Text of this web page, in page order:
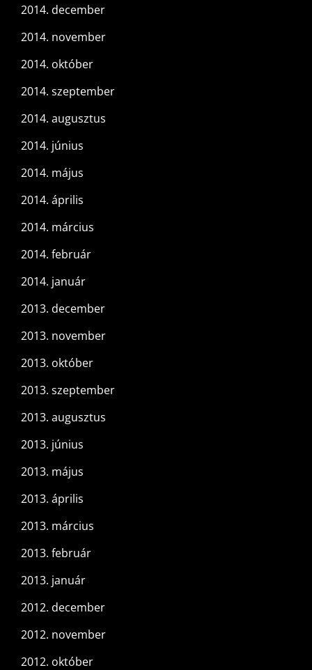
2014. december
2014. november
2014. október
2014. szeptember
2014. augusztus
2014. június
2014. május
2014. április
2014. március
2014. február
2014. január
2013. december
2013. november
2013. október
2013. szeptember
2013. augusztus
2013. június
2013. május
2013. április
2013. március
2013. február
2013. január
2012. december
2012. november
2012. október